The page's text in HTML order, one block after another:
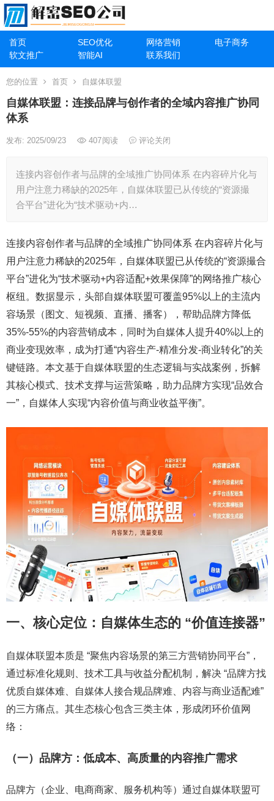
首页 SEO优化 网络营销
电子商务
软文推广
智能AI 联系我们
您的位置 首页 自媒体联盟
自媒体联盟：连接品牌与创作者的全域内容推广协同
体系
发布: 2025/09/23 407阅读 评论关闭
连接内容创作者与品牌的全域推广协同体系 在内容碎片化与
用户注意力稀缺的2025年，自媒体联盟已从传统的“资源撮
合平台”进化为“技术驱动+内…
连接内容创作者与品牌的全域推广协同体系 在内容碎片化与
用户注意力稀缺的2025年，自媒体联盟已从传统的“资源撮合
平台”进化为“技术驱动+内容适配+效果保障”的网络推广核心
枢纽。数据显示，头部自媒体联盟可覆盖95%以上的主流内
容场景（图文、短视频、直播、播客），帮助品牌方降低
35%-55%的内容营销成本，同时为自媒体人提升40%以上的
商业变现效率，成为打通“内容生产-精准分发-商业转化”的关
键链路。本文基于自媒体联盟的生态逻辑与实战案例，拆解
其核心模式、技术支撑与运营策略，助力品牌方实现“品效合
一”，自媒体人实现“内容价值与商业收益平衡”。
一、核心定位：自媒体生态的 “价值连接器”
自媒体联盟本质是 “聚焦内容场景的第三方营销协同平台”，
通过标准化规则、技术工具与收益分配机制，解决 “品牌方找
优质自媒体难、自媒体人接合规品牌难、内容与商业适配难”
的三方痛点。其生态核心包含三类主体，形成闭环价值网
络：
（一）品牌方：低成本、高质量的内容推广需求
品牌方（企业、电商商家、服务机构等）通过自媒体联盟可